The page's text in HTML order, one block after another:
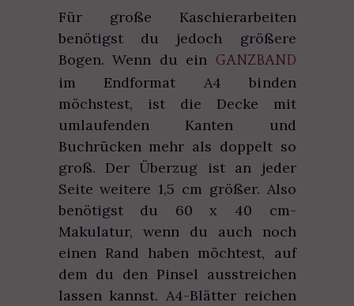
Für große Kaschierarbeiten
benötigst du jedoch größere
Bogen. Wenn du ein GANZBAND
im Endformat A4 binden
möchstest, ist die Decke mit
umlaufenden Kanten und
Buchrücken mehr als doppelt so
groß. Der Überzug ist an jeder
Seite weitere 1,5 cm größer. Also
benötigst du 60 x 40 cm-
Makulatur, wenn du auch noch
einen Rand haben möchtest, auf
dem du den Pinsel ausstreichen
lassen kannst. A4-Blätter reichen